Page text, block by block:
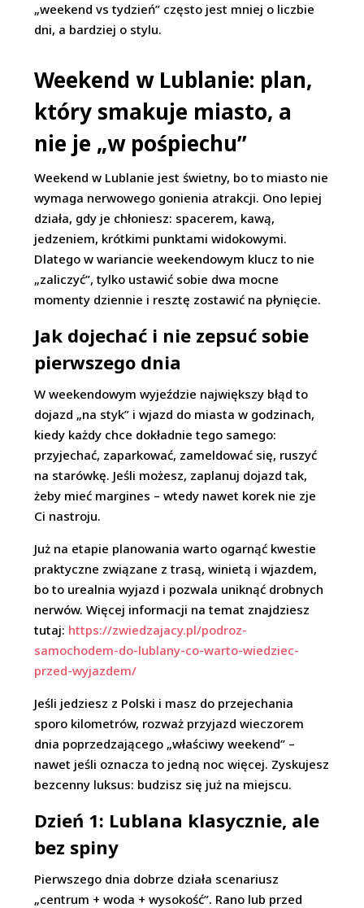
„weekend vs tydzień” często jest mniej o liczbie
dni, a bardziej o stylu.
Weekend w Lublanie: plan,
który smakuje miasto, a
nie je „w pośpiechu”
Weekend w Lublanie jest świetny, bo to miasto nie
wymaga nerwowego gonienia atrakcji. Ono lepiej
działa, gdy je chłoniesz: spacerem, kawą,
jedzeniem, krótkimi punktami widokowymi.
Dlatego w wariancie weekendowym klucz to nie
„zaliczyć”, tylko ustawić sobie dwa mocne
momenty dziennie i resztę zostawić na płynięcie.
Jak dojechać i nie zepsuć sobie
pierwszego dnia
W weekendowym wyjeździe największy błąd to
dojazd „na styk” i wjazd do miasta w godzinach,
kiedy każdy chce dokładnie tego samego:
przyjechać, zaparkować, zameldować się, ruszyć
na starówkę. Jeśli możesz, zaplanuj dojazd tak,
żeby mieć margines – wtedy nawet korek nie zje
Ci nastroju.
Już na etapie planowania warto ogarnąć kwestie
praktyczne związane z trasą, winietą i wjazdem,
bo to urealnia wyjazd i pozwala uniknąć drobnych
nerwów. Więcej informacji na temat znajdziesz
tutaj: https://zwiedzajacy.pl/podroz-
samochodem-do-lublany-co-warto-wiedziec-
przed-wyjazdem/
Jeśli jedziesz z Polski i masz do przejechania
sporo kilometrów, rozważ przyjazd wieczorem
dnia poprzedzającego „właściwy weekend” –
nawet jeśli oznacza to jedną noc więcej. Zyskujesz
bezcenny luksus: budzisz się już na miejscu.
Dzień 1: Lublana klasycznie, ale
bez spiny
Pierwszego dnia dobrze działa scenariusz
„centrum + woda + wysokość”. Rano lub przed